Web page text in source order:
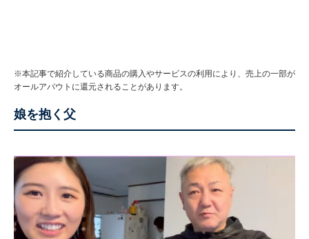
※本記事で紹介している商品の購入やサービスの利用により、売上の一部が
オールアバウトに還元されることがあります。
娘を抱く父